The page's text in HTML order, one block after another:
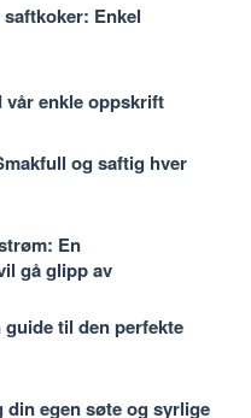
Enkel
vår enkle oppskrift
og saftig hver
En
gå glipp av
til den perfekte
egen søte og syrlige